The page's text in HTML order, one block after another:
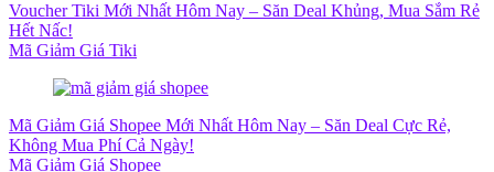
Voucher Tiki Mới Nhất Hôm Nay – Săn Deal Khủng, Mua Sắm Rẻ
Hết Nấc!
Mã Giảm Giá Tiki
Mã Giảm Giá Shopee Mới Nhất Hôm Nay – Săn Deal Cực Rẻ,
Không Mua Phí Cả Ngày!
Mã Giảm Giá Shopee